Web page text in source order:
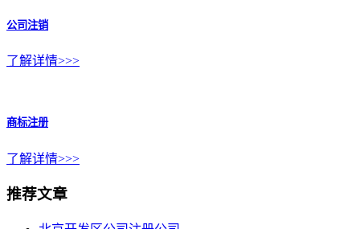
公司注销
了解详情>>>
商标注册
了解详情>>>
推荐文章